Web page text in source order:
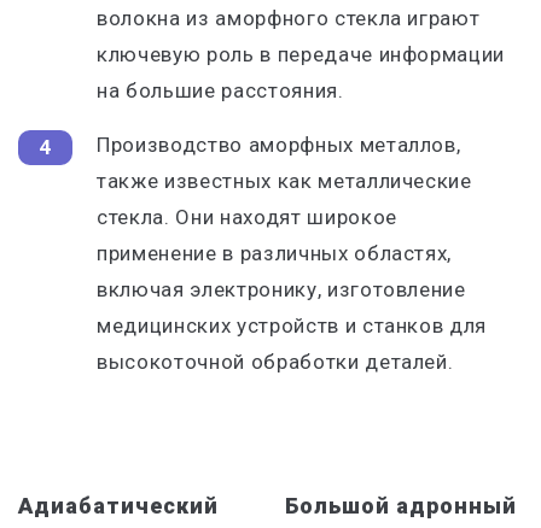
волокна из аморфного стекла играют
ключевую роль в передаче информации
на большие расстояния.
Производство аморфных металлов,
также известных как металлические
стекла. Они находят широкое
применение в различных областях,
включая электронику, изготовление
медицинских устройств и станков для
высокоточной обработки деталей.
Адиабатический
Большой адронный